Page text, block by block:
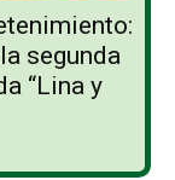
segunda
“Lina y